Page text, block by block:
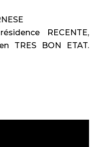
RECENTE,
TRES BON ETAT.